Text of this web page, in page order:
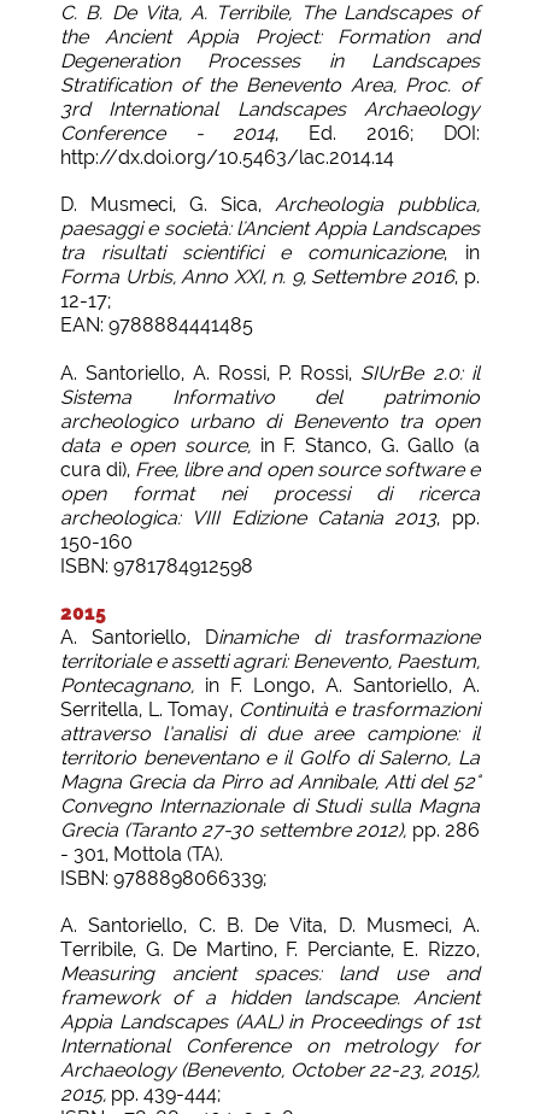
C. B. De Vita, A. Terribile, The Landscapes of
the Ancient Appia Project: Formation and
Degeneration Processes in Landscapes
Stratification of the Benevento Area, Proc. of
3rd International Landscapes Archaeology
Conference - 2014, Ed. 2016; DOI:
http://dx.doi.org/10.5463/lac.2014.14
D. Musmeci, G. Sica, Archeologia pubblica,
paesaggi e società: l'Ancient Appia Landscapes
tra risultati scientifici e comunicazione, in
Forma Urbis, Anno XXI, n. 9, Settembre 2016, p.
12-17;
EAN: 9788884441485
A. Santoriello, A. Rossi, P. Rossi, SIUrBe 2.0: il
Sistema Informativo del patrimonio
archeologico urbano di Benevento tra open
data e open source, in F. Stanco, G. Gallo (a
cura di), Free, libre and open source software e
open format nei processi di ricerca
archeologica: VIII Edizione Catania 2013, pp.
150-160​
ISBN: 9781784912598
2015
A. Santoriello, Dinamiche di trasformazione
territoriale e assetti agrari: Benevento, Paestum,
Pontecagnano, in F. Longo, A. Santoriello, A.
Serritella, L. Tomay, Continuità e trasformazioni
attraverso l’analisi di due aree campione: il
territorio beneventano e il Golfo di Salerno, La
Magna Grecia da Pirro ad Annibale, Atti del 52°
Convegno Internazionale di Studi sulla Magna
Grecia (Taranto 27-30 settembre 2012), pp. 286
- 301, Mottola (TA).
ISBN: 9788898066339;
A. Santoriello, C. B. De Vita, D. Musmeci, A.
Terribile, G. De Martino, F. Perciante, E. Rizzo,
Measuring ancient spaces: land use and
framework of a hidden landscape. Ancient
Appia Landscapes (AAL) in Proceedings of 1st
International Conference on metrology for
Archaeology (Benevento, October 22-23, 2015),
2015, pp. 439-444;